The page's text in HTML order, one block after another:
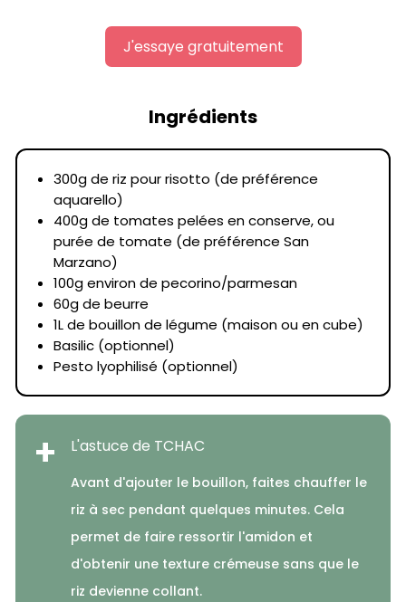
J'essaye gratuitement
Ingrédients
300g de riz pour risotto (de préférence
aquarello)
400g de tomates pelées en conserve, ou
purée de tomate (de préférence San
Marzano)
100g environ de pecorino/parmesan
60g de beurre
1L de bouillon de légume (maison ou en cube)
Basilic (optionnel)
Pesto lyophilisé (optionnel)
+ L'astuce de TCHAC
Avant d'ajouter le bouillon, faites chauffer le
riz à sec pendant quelques minutes. Cela
permet de faire ressortir l'amidon et
d'obtenir une texture crémeuse sans que le
riz devienne collant.